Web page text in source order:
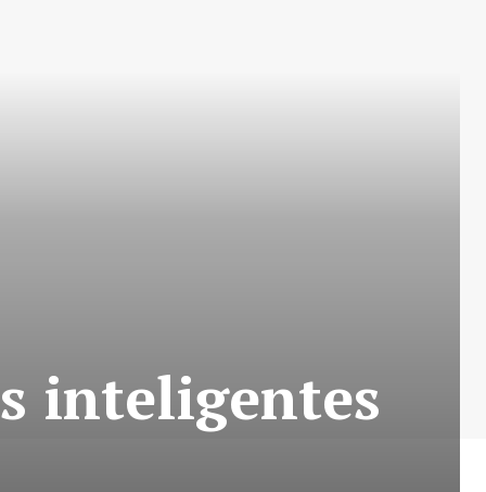
inteligentes